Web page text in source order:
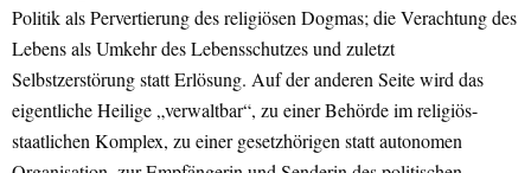
Politik als Pervertierung des religiösen Dogmas; die Verachtung des
Lebens als Umkehr des Lebensschutzes und zuletzt
Selbstzerstörung statt Erlösung. Auf der anderen Seite wird das
eigentliche Heilige „verwaltbar“, zu einer Behörde im religiös-
staatlichen Komplex, zu einer gesetzhörigen statt autonomen